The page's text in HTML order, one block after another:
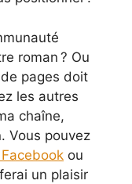
roman ? Ou
pages doit
les autres
chaîne,
Vous pouvez
ou
un plaisir